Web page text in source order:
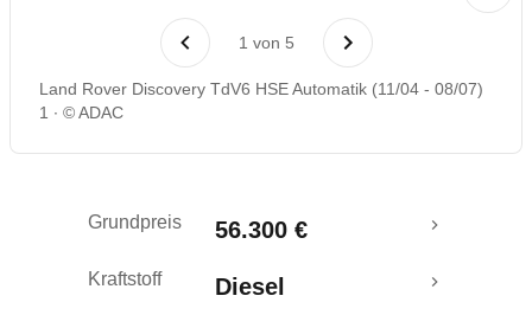
Rückrufe & Mängel
1 von 5
Land Rover Discovery TdV6 HSE Automatik (11/04 - 08/07)
1
© ADAC
Grundpreis 56.300 €
Kraftstoff Diesel